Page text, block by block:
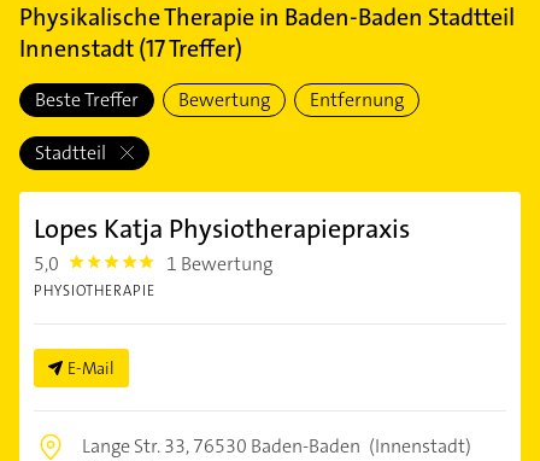
Physikalische Therapiein Baden-Baden Stadtteil
Innenstadt(17Treffer)
Beste Treffer Bewertung Entfernung
Stadtteil
Lopes Katja Physiotherapiepraxis
5,0 5.0 1 Bewertung
PHYSIOTHERAPIE
E-Mail
Lange Str. 33,76530 Baden-Baden (Innenstadt)